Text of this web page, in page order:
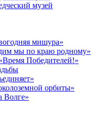
музей
мишура»
мы по краю родному»
Победителей!»
орбиты»
Волге»